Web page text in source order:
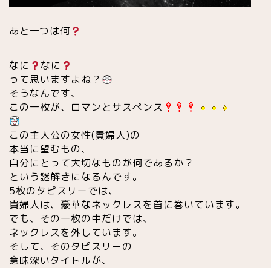
あと一つは何
なに
なに
って思いますよね？
そうなんです、
この一枚が、ロマンとサスペンス
この主人公の女性(貴婦人)の
本当に望むもの、
自分にとって大切なものが何であるか？
という謎解きになるんです。
5枚のタピスリーでは、
貴婦人は、豪華なネックレスを首に巻いています。
でも、その一枚の中だけでは、
ネックレスを外しています。
そして、そのタピスリーの
意味深いタイトルが、